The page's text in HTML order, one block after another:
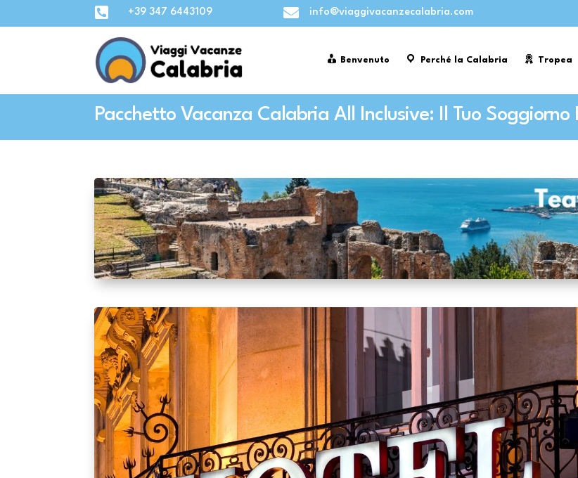
 +39 347 6443109  info@viaggivacanzecalabria.com
Benvenuto Perché la Calabria Tropea
Pacchetto Vacanza Calabria All Inclusive: Il Tuo